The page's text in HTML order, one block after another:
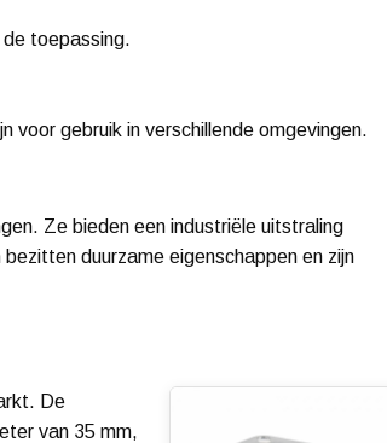
de toepassing.
voor gebruik in verschillende omgevingen.
Ze bieden een industriële uitstraling
duurzame eigenschappen en zijn
De
van 35 mm,